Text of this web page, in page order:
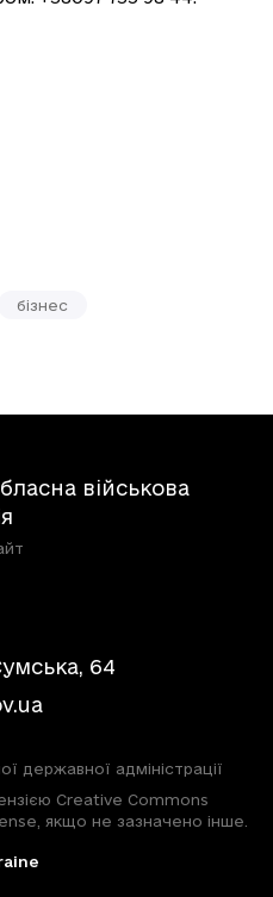
бізнес
військова
64
державної адміністрації
Creative Commons
якщо не зазначено інше.